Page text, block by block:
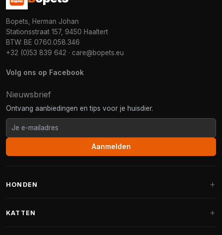
Bopets, Herman Johan
Stationsstraat 157, 9450 Haaltert
BTW: BE 0760.058.346
+32 (0)53 839 642 · care@bopets.eu
Volg ons op Facebook
Nieuwsbrief
Ontvang aanbiedingen en tips voor je huisdier.
Aanmelden
HONDEN
KATTEN